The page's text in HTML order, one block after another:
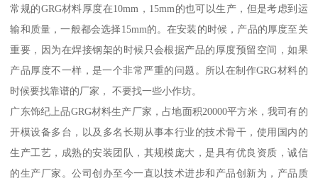
常规的GRG材料厚度在10mm，15mm的也可以生产，但是考虑到运
输和质量，一般都会选择15mm的。在安装的时候，产品的厚度至关
重要，因为在焊接钢架的时候只会根据产品的厚度预留空间，如果
产品厚度不一样，是一个非常严重的问题。所以在制作GRG材料的
时候要找靠谱的厂家， 不要找一些小作坊。
广东饰纪上品GRG材料生产厂家，占地面积20000平方米，我司有的
开模设备多台，以及多名长期从事本行业的技术骨干，使用国内的
生产工艺，成熟的安装团队，其规模庞大，是具有优良资质，诚信
的生产厂家。公司创办至今一直以技术进步和产品创新为，产品质